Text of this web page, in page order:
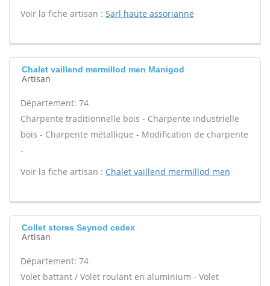
Voir la fiche artisan : Sarl haute assorianne
Chalet vaillend mermillod men Manigod
Artisan
Département: 74
Charpente traditionnelle bois - Charpente industrielle
bois - Charpente métallique - Modification de charpente
-
Voir la fiche artisan : Chalet vaillend mermillod men
Collet stores Seynod cedex
Artisan
Département: 74
Volet battant / Volet roulant en aluminium - Volet